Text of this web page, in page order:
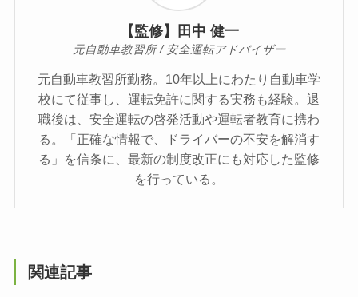
【監修】田中 健一
元自動車教習所 / 安全運転アドバイザー
元自動車教習所勤務。10年以上にわたり自動車学
校にて従事し、運転免許に関する実務も経験。退
職後は、安全運転の啓発活動や運転者教育に携わ
る。「正確な情報で、ドライバーの不安を解消す
る」を信条に、最新の制度改正にも対応した監修
を行っている。
関連記事